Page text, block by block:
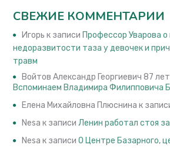
СВЕЖИЕ КОММЕНТАРИИ
Игорь к записи Профессор Уварова о
недоразвитости таза у девочек и
травм
Войтов Александр Георгиевич 87 лет
Вспоминаем Владимира Филипповича
Елена Михайловна Плюснина к
Nesa к записиЛенин работал стоя
Nesa к записиО Центре Базарного,